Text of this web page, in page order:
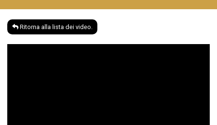
Ritorna alla lista dei video.